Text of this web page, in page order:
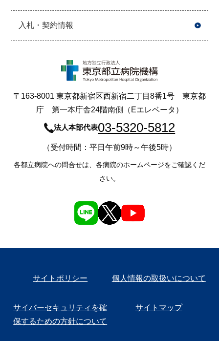
入札・契約情報
〒163-8001 東京都新宿区西新宿二丁目8番1号 東京都
庁 第一本庁舎24階南側（Eエレベータ）
法人本部代表03-5320-5812
（受付時間：平日午前9時～午後5時）
各都立病院への問合せは、各病院のホームページをご確認くだ
さい。
サイトポリシー 個人情報の取扱いについて
サイバーセキュリティを確
保するための方針について
サイトマップ